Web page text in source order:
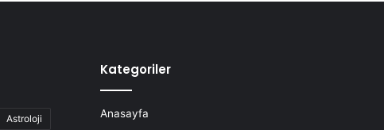
Astroloji
Kategoriler
Anasayfa